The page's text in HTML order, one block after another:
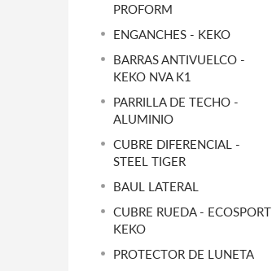
PROFORM
ENGANCHES - KEKO
BARRAS ANTIVUELCO -
KEKO NVA K1
PARRILLA DE TECHO -
ALUMINIO
CUBRE DIFERENCIAL -
STEEL TIGER
BAUL LATERAL
CUBRE RUEDA - ECOSPORT
KEKO
PROTECTOR DE LUNETA